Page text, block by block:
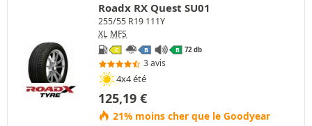
Roadx RX Quest SU01
255/55 R19 111Y
XL MFS
C B B 72 db
3 avis
4x4 été
125,19 €
21% moins cher que le Goodyear